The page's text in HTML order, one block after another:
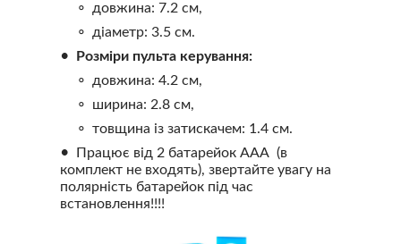
довжина: 7.2 см,
діаметр: 3.5 см.
Розміри пульта керування:
довжина: 4.2 см,
ширина: 2.8 см,
товщина із затискачем: 1.4 см.
Працює від 2 батарейок ААА (в
комплект не входять), звертайте увагу на
полярність батарейок під час
встановлення!!!!